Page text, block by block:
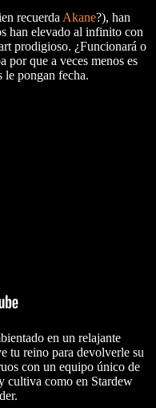
recuerda Akane?), han
han elevado al infinito con
prodigioso. ¿Funcionará o
por que a veces menos es
le pongan fecha.
en un relajante
tu reino para devolverle su
con un equipo único de
cultiva como en Stardew